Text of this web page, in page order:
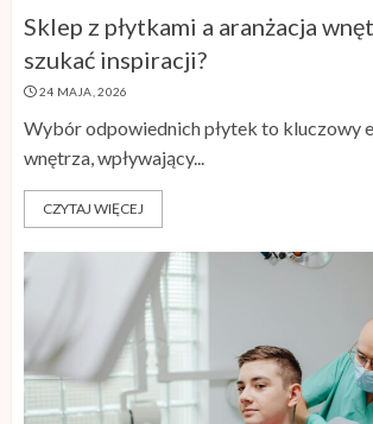
Sklep z płytkami a aranżacja
szukać inspiracji?
24 MAJA, 2026
Wybór odpowiednich płytek to kluczowy
wnętrza, wpływający...
CZYTAJ WIĘCEJ